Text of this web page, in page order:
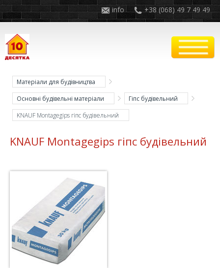
+38 (068) 49 7 49 49
info
Матеріали для будівництва
Основні будівельні матеріали
Гіпс будівельний
KNAUF Montagegips гіпс будівельний
KNAUF Montagegips гіпс будівельний